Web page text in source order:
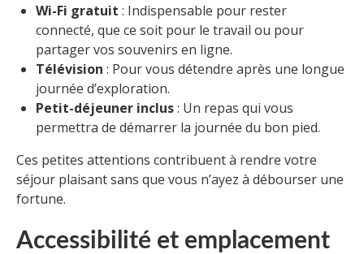
Wi-Fi gratuit : Indispensable pour rester
connecté, que ce soit pour le travail ou pour
partager vos souvenirs en ligne.
Télévision : Pour vous détendre après une longue
journée d’exploration.
Petit-déjeuner inclus: Un repas qui vous
permettra de démarrer la journée du bon pied.
Ces petites attentions contribuent à rendre votre
séjour plaisant sans que vous n’ayez à débourser une
fortune.
Accessibilité et emplacement